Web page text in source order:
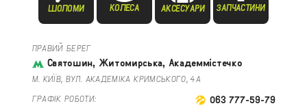
ШОЛОМИ КОЛЕСА АКСЕСУАРИ ЗАПЧАСТИНИ
ПРАВИЙ БЕРЕГ
Святошин, Житомирська, Академмістечко
М. КИЇВ, ВУЛ. АКАДЕМІКА КРИМСЬКОГО, 4А
ГРАФІК РОБОТИ:
063 777-59-79